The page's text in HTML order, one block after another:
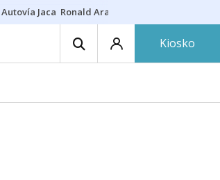
Autovía Jaca Ronald Araújo
Kiosko